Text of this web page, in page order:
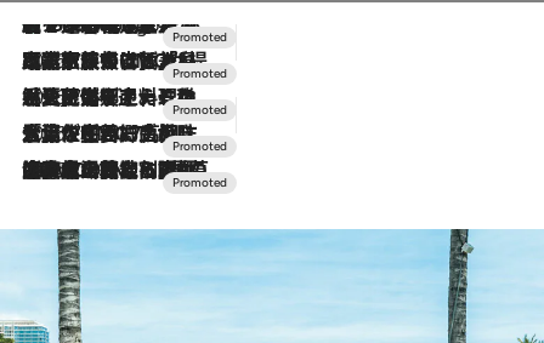
5 Hours Ago
【トンボの足水浴】ヒノキの香りに包まれて涼感マックス！約13℃の湧水かけ流しを避暑地「星野温泉 トンボの湯」で体験
2026.7.31
【ホテル帰省】という選択肢をOMOが提案。家族とほどよい距離を保つには「昼は実家、夜は気兼ねなくホテルで！」
2026.7.24
【夏限定ディナーコース】旬を迎える稚鮎や花ズッキーニなどをイタリア・トスカーナの郷土料理の手法で満喫！
2026.7.17
「土佐和ハーブかき氷」がOMO7高知に登場！生姜、山椒、大葉など目にも舌にも涼を呼ぶ郷土の味
2026.7.10
NEW OPEN！【界 草津】名湯の地に誕生。趣の異なる2種の温泉と上州ならではの会席・蕎麦割烹など美食を味わう究極の癒やし旅